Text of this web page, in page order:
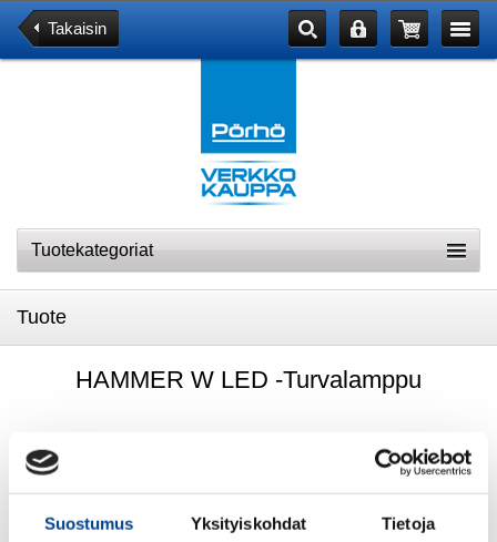
Suostumus Yksityiskohdat Tietoja
Takaisin
Tuotekategoriat
Tuote
HAMMER W LED -Turvalamppu